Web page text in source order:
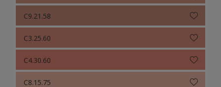
C9.21.58
C3.25.60
C4.30.60
C8.15.75